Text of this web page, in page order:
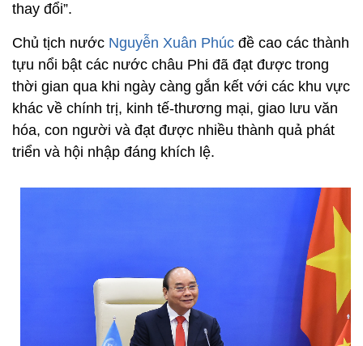
thay đổi”.
Chủ tịch nước Nguyễn Xuân Phúc đề cao các thành
tựu nổi bật các nước châu Phi đã đạt được trong
thời gian qua khi ngày càng gắn kết với các khu vực
khác về chính trị, kinh tế-thương mại, giao lưu văn
hóa, con người và đạt được nhiều thành quả phát
triển và hội nhập đáng khích lệ.